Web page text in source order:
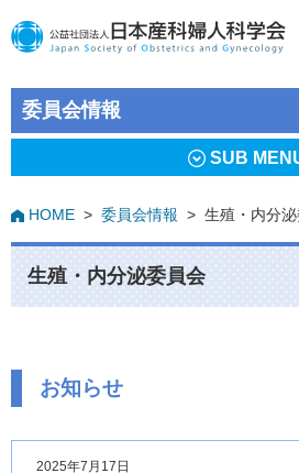
委員会情報
SUB
HOME > 委員会情報 > 生殖・内分
生殖・内分泌委員会
お知らせ
2025年7月17日